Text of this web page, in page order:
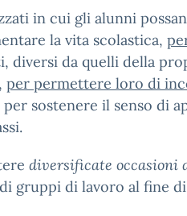
in cui gli alunni
la vita scolastica,
diversi da quelli della
, per permettere loro di
per sostenere il senso di
diversificate occasioni
gruppi di lavoro al fine